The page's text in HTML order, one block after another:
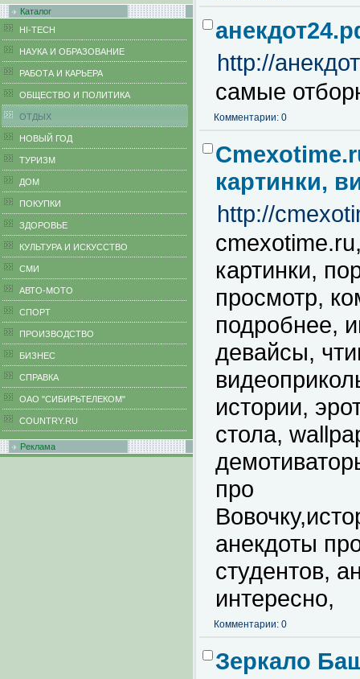
Каталог
HI-TECH
НАУКА И ОБРАЗОВАНИЕ
РАБОТА И КАРЬЕРА
ОБЩЕСТВО И ПОЛИТИКА
ОТДЫХ
НОВЫЙ ГОД
ТУРИЗМ
ДОМ
ПОКУПКИ
ЗДОРОВЬЕ
КУЛЬТУРА И ИСКУССТВО
СМИ
АВТО-МОТО
СПОРТ
ПРОИЗВОДСТВО
БИЗНЕС
CПРАВКА
ОАО "СИБИРЬТЕЛЕКОМ"
COUNTRY.RU
Реклама
http://
самые
Комментарии: 0
картинки,
http://
картинки,
просмотр,
подробнее,
девайсы,
истории,
стола,
про
анекдоты
студентов,
интересно,
Комментарии: 0
Зеркало